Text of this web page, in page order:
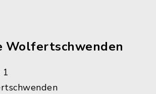
Wolfertschwenden
1